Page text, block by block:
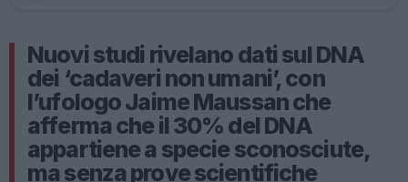
Nuovi studi rivelano dati sul DNA
dei ‘cadaveri non umani’, con
l’ufologo Jaime Maussan che
afferma che il 30% del DNA
appartiene a specie sconosciute,
ma senza prove scientifiche